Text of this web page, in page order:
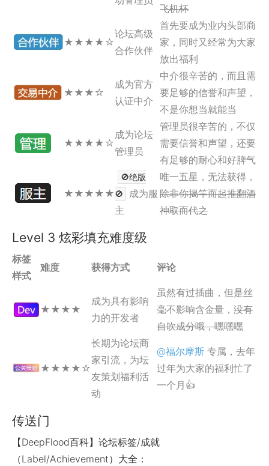
飞机杯
★ ★ ★ ★ ☆
论坛高级
合作伙伴
首先要成为业内头部商
家，同时又经常为大家
放出福利
★ ★ ★ ☆
成为官方
认证中介
中介很辛苦的，而且需
要足够的信誉和声望，
不是你想当就能当
★ ★ ★ ★ ☆
成为论坛
管理员
管理员很辛苦的，不仅
需要信誉和声望，还要
有足够的耐心和好脾气
★ ★ ★ ★ ★
🚫绝版
🚫
成为服
主
唯一五星，无法获得，
除非你揭竿而起推翻酒
神取而代之
Level 3 炫彩填充难度级
标签
样式
难度 获得方式 评论
★ ★ ★ ★
成为具有影响
力的开发者
虽然有过插曲，但是丝
毫不影响含金量， 没有
自吹成分哦，嘿嘿嘿
★ ★ ★ ★ ☆
长期为论坛商
家引流，为坛
友策划福利活
动
@福尔摩斯 专属，去年
过年为大家的福利忙了
一个月 👍
传送门
【DeepFlood百科】论坛标签/成就
（Label/Achievement）大全：